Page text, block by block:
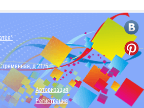
д 21/5
Авторизация
Регистрация